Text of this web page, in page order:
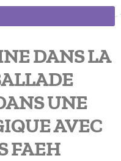
DANS LA
UNE
AVEC
FAEH